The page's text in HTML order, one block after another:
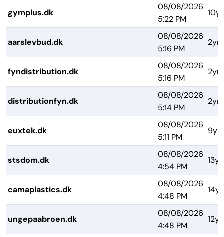
gymplus.dk
08/08/2026
5:22 PM
aarslevbud.dk
08/08/2026
5:16 PM
2yrs
fyndistribution.dk
08/08/2026
5:16 PM
2yrs
distributionfyn.dk
08/08/2026
5:14 PM
2yrs
euxtek.dk
08/08/2026
5:11 PM
9yrs
stsdom.dk
08/08/2026
4:54 PM
camaplastics.dk
08/08/2026
4:48 PM
ungepaabroen.dk
08/08/2026
4:48 PM